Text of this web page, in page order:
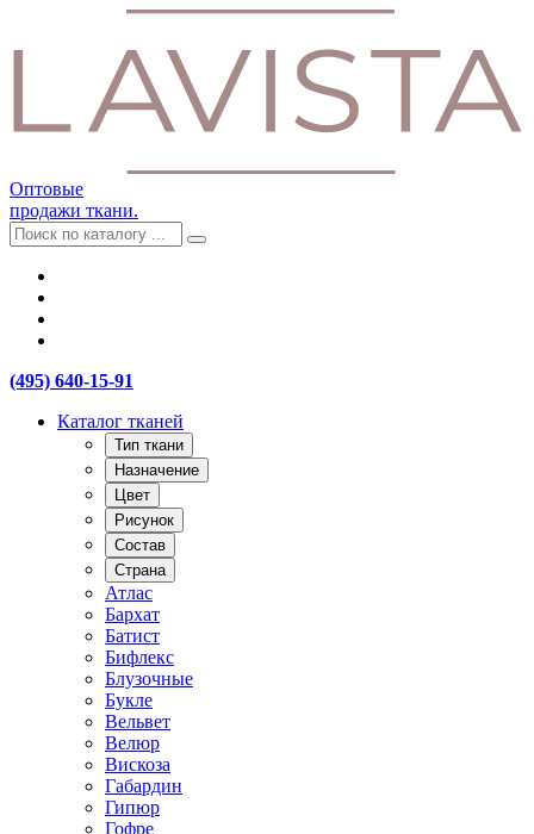
Оптовые
продажи ткани.
(495) 640-15-91
Каталог тканей
Тип ткани
Назначение
Цвет
Рисунок
Состав
Страна
Атлас
Бархат
Батист
Бифлекс
Блузочные
Букле
Вельвет
Велюр
Вискоза
Габардин
Гипюр
Гофре